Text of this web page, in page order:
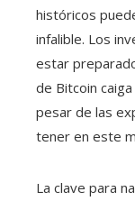
históricos
infalible. Los
estar
de Bitcoin
pesar de las
tener en este
La clave para